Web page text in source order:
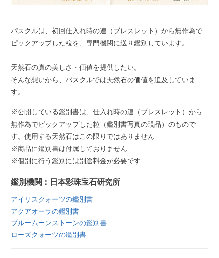
パスクルは、初回仕入れ時の連（ブレスレット）から無作為で
ピックアップした粒を、専門機関に送り鑑別しています。
天然石の真の美しさ・価値を提供したい。
そんな想いから、パスクルでは天然石の価値を追及していま
す。
※公開している鑑別書は、仕入れ時の連（ブレスレット）から
無作為でピックアップした粒（鑑別書写真の現品）のもので
す。使用する天然石はこの限りではありません
※商品に鑑別書は付属しておりません
※個別に行う鑑別には別途料金が必要です
鑑別機関：日本彩珠宝石研究所
アイリスクォーツの鑑別書
アクアオーラの鑑別書
ブルームーンストーンの鑑別書
ローズクォーツの鑑別書